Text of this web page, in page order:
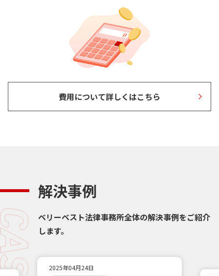
費用について詳しくはこちら
解決事例
ベリーベスト法律事務所全体の解決事例をご紹介
します。
2026年03月11日